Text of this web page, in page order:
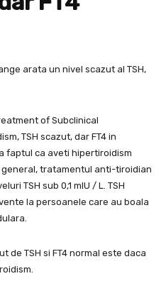
arata un nivel scazut al TSH,
of Subclinical
TSH scazut, dar FT4 in
faptul ca aveti hipertiroidism
general, tratamentul anti-tiroidian
TSH sub 0,1 mIU / L. TSH
la persoanele care au boala
de TSH si FT4 normal este daca